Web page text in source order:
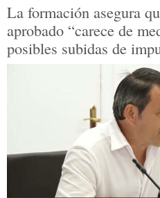
La formación asegura
aprobado “carece de
posibles subidas de